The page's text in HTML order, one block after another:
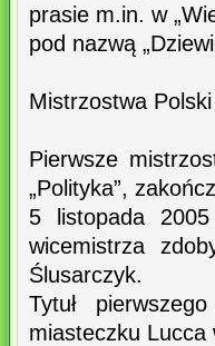
prasie m.in. w
pod nazwą
Mistrzostwa
Pierwsze
„Polityka”,
5 listopada
wicemistrza
Ślusarczyk.
Tytuł
miasteczku Lucca